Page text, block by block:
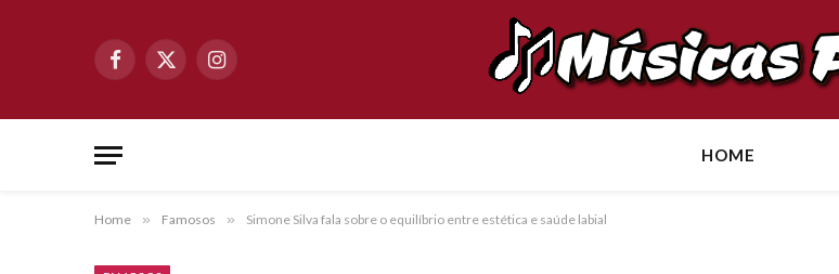
Facebook
X
Instagram
HOME
Home » Famosos » Simone Silva fala sobre o equilíbrio entre estética e saúde labial